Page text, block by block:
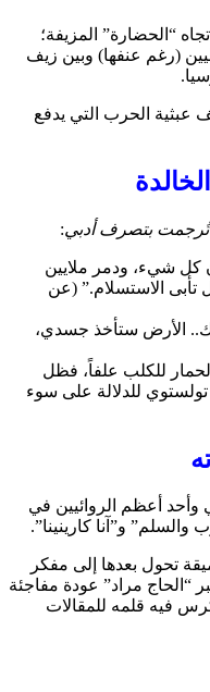
“الحضارة” المزيفة؛
(رغم عنفها) وبين زيف
عبثية الحرب التي يدفع
تُرجمت بتصرف أدبي:
كل شيء، ودمر ملايين
تأبى الاستسلام.” (عن
الأرض ستأخذ جسدي،
للكلب علفاً، فظل
للدلالة على سوء
أعظم الروائيين في
والسلم” و”آنا كارينينا”.
تحول بعدها إلى مفكر
“الحاج مراد” عودة مفاجئة
فيه قلمه للمقالات